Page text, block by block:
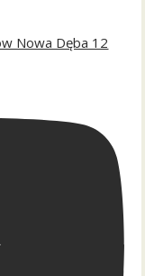
Nowa Dęba 12